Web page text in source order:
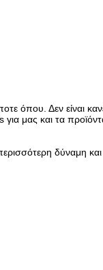
όπου. Δεν είναι
μας και τα
δύναμη